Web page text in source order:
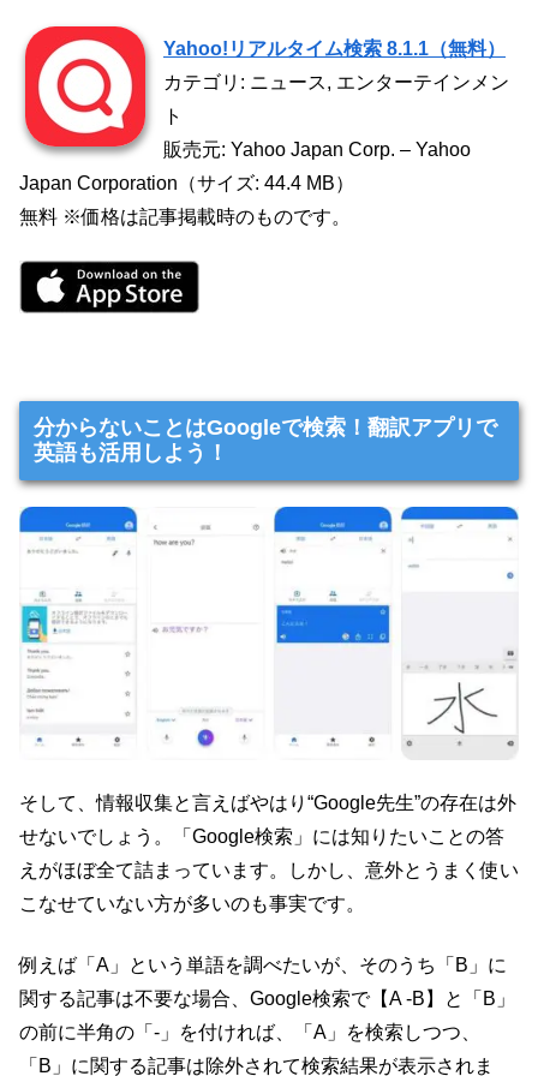
Yahoo!リアルタイム検索 8.1.1（無料）
カテゴリ: ニュース, エンターテインメン
ト
販売元: Yahoo Japan Corp. – Yahoo
Japan Corporation（サイズ: 44.4 MB）
無料 ※価格は記事掲載時のものです。
分からないことはGoogleで検索！翻訳アプリで
英語も活用しよう！
そして、情報収集と言えばやはり“Google先生”の存在は外
せないでしょう。「Google検索」には知りたいことの答
えがほぼ全て詰まっています。しかし、意外とうまく使い
こなせていない方が多いのも事実です。
例えば「A」という単語を調べたいが、そのうち「B」に
関する記事は不要な場合、Google検索で【A -B】と「B」
の前に半角の「-」を付ければ、「A」を検索しつつ、
「B」に関する記事は除外されて検索結果が表示されま